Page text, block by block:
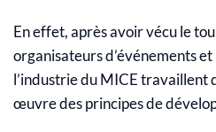
En effet, après avoir vécu le
organisateurs d’événements
l’industrie du MICE travaillent
œuvre des principes de